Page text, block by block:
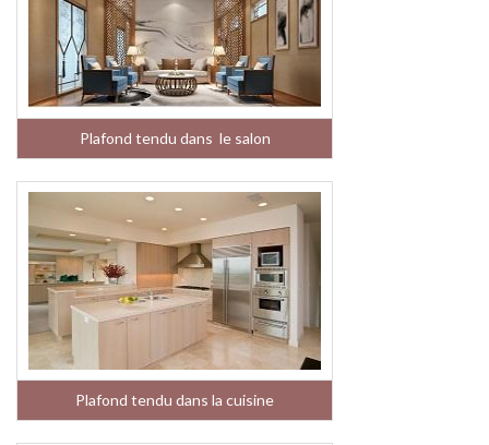
Plafond tendu dans le salon
Plafond tendu dans la cuisine